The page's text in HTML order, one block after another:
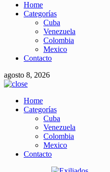
Home
Categorías
Cuba
Venezuela
Colombia
Mexico
Contacto
agosto 8, 2026
Home
Categorías
Cuba
Venezuela
Colombia
Mexico
Contacto